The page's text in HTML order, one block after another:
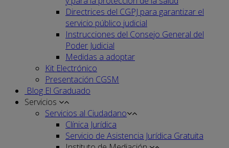
Directrices del CGPJ para garantizar el
servicio público judicial
Instrucciones del Consejo General del
Poder Judicial
Medidas a adoptar
Kit Electrónico
Presentación CGSM
Blog El Graduado
Servicios
Servicios al Ciudadano
Clínica Jurídica
Servicio de Asistencia Jurídica Gratuita